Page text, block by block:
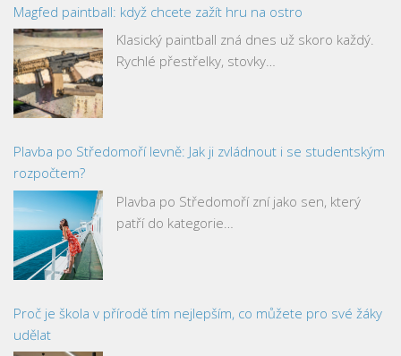
Magfed paintball: když chcete zažít hru na ostro
Klasický paintball zná dnes už skoro každý.
Rychlé přestřelky, stovky…
Plavba po Středomoří levně: Jak ji zvládnout i se studentským
rozpočtem?
Plavba po Středomoří zní jako sen, který
patří do kategorie…
Proč je škola v přírodě tím nejlepším, co můžete pro své žáky
udělat